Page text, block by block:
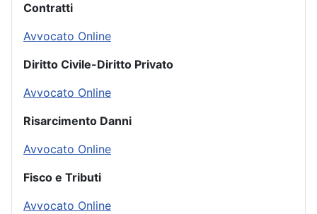
Contratti
Avvocato Online
Diritto Civile-Diritto Privato
Avvocato Online
Risarcimento Danni
Avvocato Online
Fisco e Tributi
Avvocato Online